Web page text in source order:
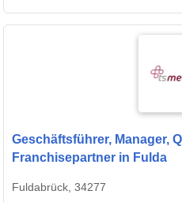
Geschäftsführer, Manager,
Franchisepartner in Fulda
Fuldabrück, 34277